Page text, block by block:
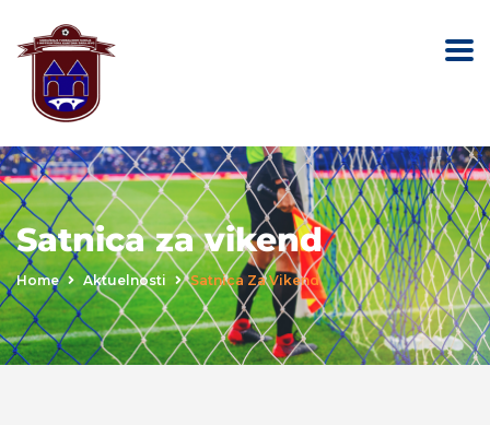
Satnica za vikend
Home Aktuelnosti Satnica Za Vikend